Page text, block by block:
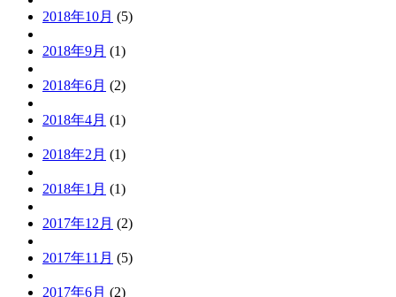
2018年10月 (5)
2018年9月 (1)
2018年6月 (2)
2018年4月 (1)
2018年2月 (1)
2018年1月 (1)
2017年12月 (2)
2017年11月 (5)
2017年6月 (2)